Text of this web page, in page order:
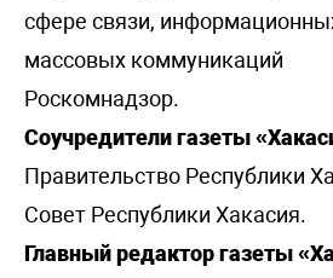
сфере связи,
массовых коммуникаций
Роскомнадзор.
Соучредители газеты
Правительство Республики
Совет Республики Хакасия.
Главный редактор газеты